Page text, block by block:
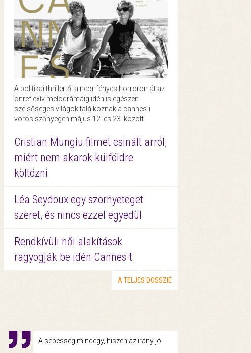
A politikai thrillertől a neonfényes horroron át az
önreflexív melodrámáig idén is egészen
szélsőséges világok találkoznak a cannes-i
vörös szőnyegen május 12. és 23. között.
Cristian Mungiu filmet csinált arról,
miért nem akarok külföldre
költözni
Léa Seydoux egy szörnyeteget
szeret, és nincs ezzel egyedül
Rendkívüli női alakítások
ragyogják be idén Cannes-t
A TELJES DOSSZIÉ
A sebesség mindegy, hiszen az irány jó.